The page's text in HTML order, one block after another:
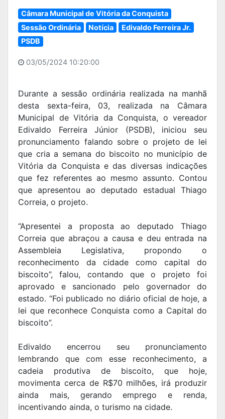
Câmara Municipal de Vitória da Conquista
Sessão Ordinária
Notícia
Edivaldo Ferreira Jr.
PSDB
03/05/2024 10:20:00
Durante a sessão ordinária realizada na manhã
desta sexta-feira, 03, realizada na Câmara
Municipal de Vitória da Conquista, o vereador
Edivaldo Ferreira Júnior (PSDB), iniciou seu
pronunciamento falando sobre o projeto de lei
que cria a semana do biscoito no município de
Vitória da Conquista e das diversas indicações
que fez referentes ao mesmo assunto. Contou
que apresentou ao deputado estadual Thiago
Correia, o projeto.
“Apresentei a proposta ao deputado Thiago
Correia que abraçou a causa e deu entrada na
Assembleia Legislativa, propondo o
reconhecimento da cidade como capital do
biscoito”, falou, contando que o projeto foi
aprovado e sancionado pelo governador do
estado. “Foi publicado no diário oficial de hoje, a
lei que reconhece Conquista como a Capital do
biscoito”.
Edivaldo encerrou seu pronunciamento
lembrando que com esse reconhecimento, a
cadeia produtiva de biscoito, que hoje,
movimenta cerca de R$70 milhões, irá produzir
ainda mais, gerando emprego e renda,
incentivando ainda, o turismo na cidade.